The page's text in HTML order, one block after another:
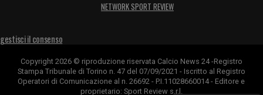
NETWORK SPORT REVIEW
gestisci il consenso
Copyright 2026 © riproduzione riservata Calcio News 24 -Registro
Stampa Tribunale di Torino n. 47 del 07/09/2021 - Iscritto al Registro
Operatori di Comunicazione al n. 26692 - P.I.11028660014 - Editore e
proprietario: Sport Review s.r.l.